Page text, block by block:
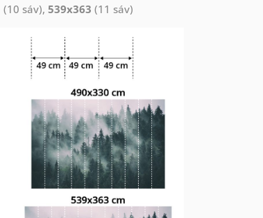
(10 sáv), 539x363 (11 sáv)